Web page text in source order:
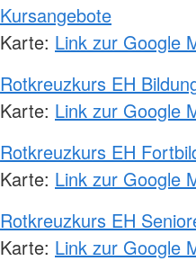
Kursangebote
Karte: Link zur Google
Rotkreuzkurs EH
Karte: Link zur Google
Rotkreuzkurs EH
Karte: Link zur Google
Rotkreuzkurs EH
Karte: Link zur Google